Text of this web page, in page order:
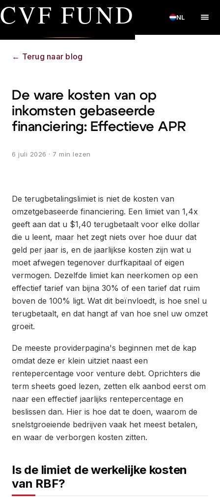
CVF FUND NL
← Terug naar blog
De ware kosten van op
inkomsten gebaseerde
financiering: Effectieve APR
6 juli 2026 · 7 min lezen
De terugbetalingslimiet is niet de kosten van
omzetgebaseerde financiering. Een limiet van 1,4x
geeft aan dat u $1,40 terugbetaalt voor elke dollar
die u leent, maar het zegt niets over hoe duur dat
geld per jaar is, en de jaarlijkse kosten zijn wat u
moet afwegen tegenover durfkapitaal of eigen
vermogen. Dezelfde limiet kan neerkomen op een
effectief tarief van bijna 30% of een tarief dat ruim
boven de 100% ligt. Wat dit beïnvloedt, is hoe snel u
terugbetaalt, en dat hangt af van hoe snel uw omzet
groeit.
De meeste providerpagina's beginnen met de kap
omdat deze er klein uitziet naast een
rentepercentage voor venture debt. Oprichters die
term sheets goed lezen, zetten elk aanbod eerst om
naar een effectief jaarlijks rentepercentage en
beslissen dan. Hier is hoe dat te doen, waarom de
snelstgroeiende bedrijven vaak het meest betalen,
en waar de verborgen kosten zitten.
Is de limiet de werkelijke kosten
van RBF?